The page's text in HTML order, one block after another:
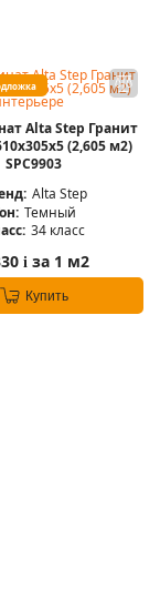
Alta Step Гранит
(2,605 м2)
SPC9903
Alta Step
Темный
34 класс
iза 1 м2
Купить